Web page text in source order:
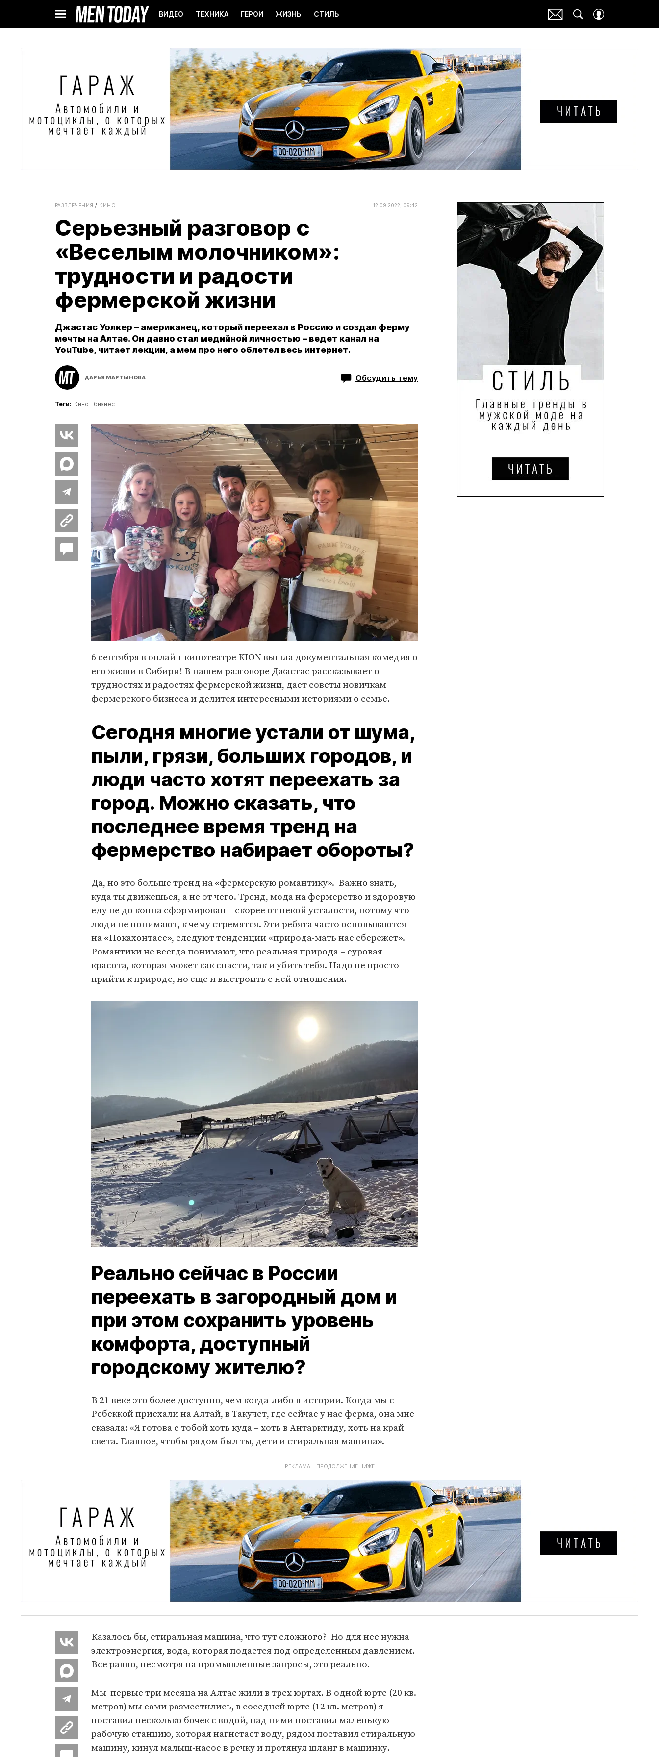
ВИДЕО ТЕХНИКА ГЕРОИ ЖИЗНЬ СТИЛЬ
РАЗВЛЕЧЕНИЯ КИНО 12.09.2022, 09:42
Серьезный разговор с
«Веселым молочником»:
трудности и радости
фермерской жизни
Джастас Уолкер – американец, который переехал в Россию и создал ферму
мечты на Алтае. Он давно стал медийной личностью – ведет канал на
YouTube, читает лекции, а мем про него облетел весь интернет.
ДАРЬЯ МАРТЫНОВА Обсудить тему
Теги: Кино бизнес
6 сентября в онлайн-кинотеатре KION вышла документальная комедия о
его жизни в Сибири! В нашем разговоре Джастас рассказывает о
трудностях и радостях фермерской жизни, дает советы новичкам
фермерского бизнеса и делится интересными историями о семье.
Сегодня многие устали от шума,
пыли, грязи, больших городов, и
люди часто хотят переехать за
город. Можно сказать, что
последнее время тренд на
фермерство набирает обороты?
Да, но это больше тренд на «фермерскую романтику». Важно знать,
куда ты движешься, а не от чего. Тренд, мода на фермерство и здоровую
еду не до конца сформирован – скорее от некой усталости, потому что
люди не понимают, к чему стремятся. Эти ребята часто основываются
на «Покахонтасе», следуют тенденции «природа-мать нас сбережет».
Романтики не всегда понимают, что реальная природа – суровая
красота, которая может как спасти, так и убить тебя. Надо не просто
прийти к природе, но еще и выстроить с ней отношения.
Реально сейчас в России
переехать в загородный дом и
при этом сохранить уровень
комфорта, доступный
городскому жителю?
В 21 веке это более доступно, чем когда-либо в истории. Когда мы с
Ребеккой приехали на Алтай, в Такучет, где сейчас у нас ферма, она мне
сказала: «Я готова с тобой хоть куда – хоть в Антарктиду, хоть на край
света. Главное, чтобы рядом был ты, дети и стиральная машина».
РЕКЛАМА – ПРОДОЛЖЕНИЕ НИЖЕ
Казалось бы, стиральная машина, что тут сложного? Но для нее нужна
электроэнергия, вода, которая подается под определенным давлением.
Все равно, несмотря на промышленные запросы, это реально.
Мы первые три месяца на Алтае жили в трех юртах. В одной юрте (20 кв.
метров) мы сами разместились, в соседней юрте (12 кв. метров) я
поставил несколько бочек с водой, над ними поставил маленькую
рабочую станцию, которая нагнетает воду, рядом поставил стиральную
машину, кинул малыш-насос в речку и протянул шланг в машинку.